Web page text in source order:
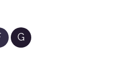
G